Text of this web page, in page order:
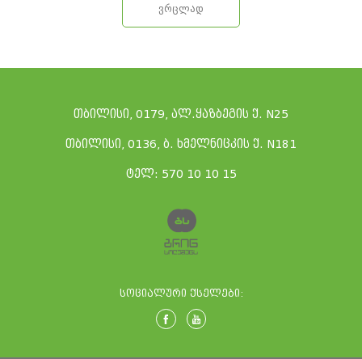
ვრცლად
თბილისი, 0179, ალ.ყაზბეგის ქ. N25
თბილისი, 0136, ბ. ხმელნიცკის ქ. N181
ტელ: 570 10 10 15
სოციალური ქსელები: